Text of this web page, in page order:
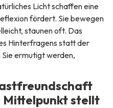
Licht schaffen eine
fördert. Sie bewegen
staunen oft. Das
Hinterfragens statt der
ermutigt werden,
Mittelpunkt stellt